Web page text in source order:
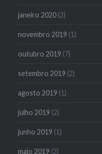
janeiro 2020 (2)
novembro 2019 (1)
outubro 2019 (7)
setembro 2019 (2)
agosto 2019 (1)
julho 2019 (2)
junho 2019 (1)
maio 2019 (2)